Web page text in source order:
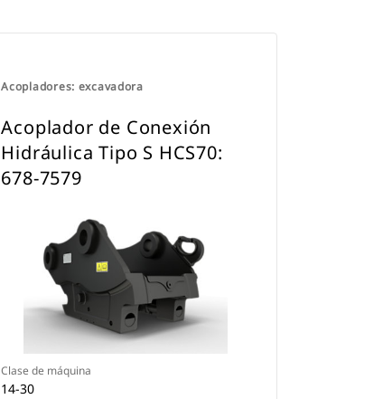
Acopladores: excavadora
Acoplador de Conexión
Hidráulica Tipo S HCS70:
678-7579
Clase de máquina
14-30